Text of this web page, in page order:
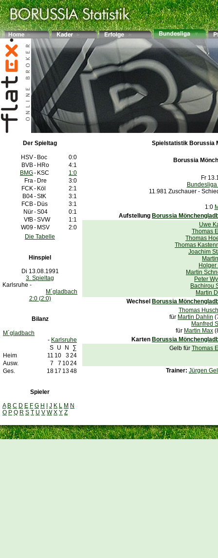
Der Spieltag
HSV- Boc
0:0
BVB- HRo
4:1
BMG- KSC
1:0
Fra- Dre
3:0
FCK- Köl
2:1
B04-StK
3:1
FCB- Düs
3:1
Nür-S04
0:1
VfB-SVW
1:1
W09- MSV
2:0
Die Tabelle
Hinspiel
Di 13.08.1991
3. Spieltag
Karlsruhe -
M´gladbach
2:0 (2:0)
Bilanz
M´gladbach
- Karlsruhe
S U N
∑
Heim
11 10 324
Ausw.
7 7 1024
Ges.
18 17 1348
Spieler
A B C D E F G H J K L M N
O P Q R S T U V W X Y Z
Spielstatistik Borussia
Borussia
Fr
11.981 Zuschauer -
1:0
Aufstellung Borussia
Uwe
Thomas
Thomas
Thomas
Joachim
Holger
Martin
Peter
Bachirou
Martin
Wechsel Borussia
Thomas
für Martin Dahlin
Manfred
für Martin Max
Karten Borussia
Gelb für Thomas
Trainer: Jürgen